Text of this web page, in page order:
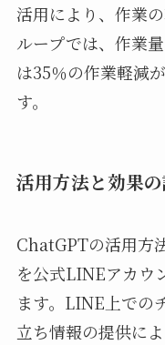
活用により、作業
ループでは、作業
は35％の作業軽減
す。
活用方法と効果
ChatGPTの活用方
を公式LINEアカウ
ます。LINE上での
立ち情報の提供に